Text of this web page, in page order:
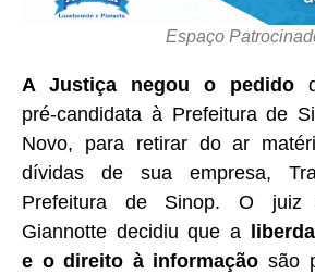
Espaço
A Justiça negou o pedido
pré-candidata à Prefeitura de
Novo, para retirar do ar
dívidas de sua empresa,
Prefeitura de Sinop. O juiz
Giannotte decidiu que a
e o direito à informação são